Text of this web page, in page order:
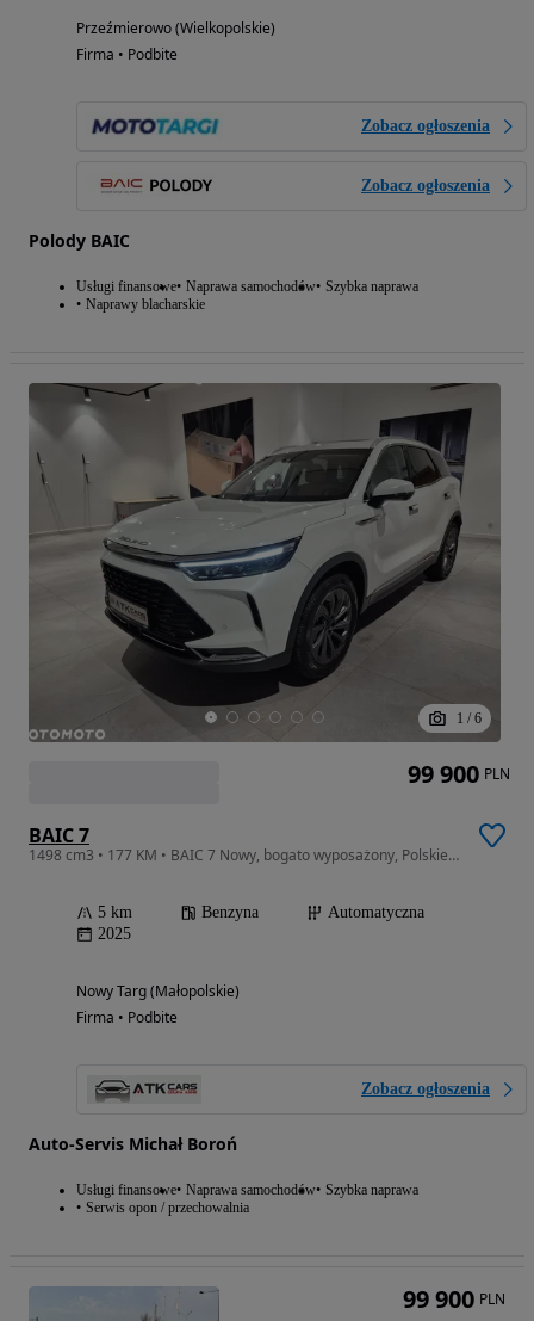
Przeźmierowo (Wielkopolskie)
Firma • Podbite
Zobacz ogłoszenia
Zobacz ogłoszenia
Polody BAIC
Usługi finansowe Naprawa samochodów Szybka naprawa
Naprawy blacharskie
1 / 6
BAIC 7
1498 cm3 • 177 KM • BAIC 7 Nowy, bogato wyposażony, Polskie Menu
5 km Benzyna
Automatyczna
2025
Nowy Targ (Małopolskie)
Firma • Podbite
Zobacz ogłoszenia
Auto-Servis Michał Boroń
Usługi finansowe Naprawa samochodów Szybka naprawa
Serwis opon / przechowalnia
99 900 PLN
99 900 PLN